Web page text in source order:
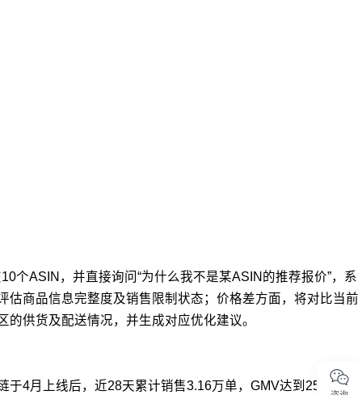
个ASIN，并直接询问“为什么我不是某ASIN的推荐报价”，系
商品信息完整度及销售限制状态；价格差方面，将对比当前
供货及配送情况，并生成对应优化建议。
4月上线后，近28天累计销售3.16万单，GMV达到25.34万